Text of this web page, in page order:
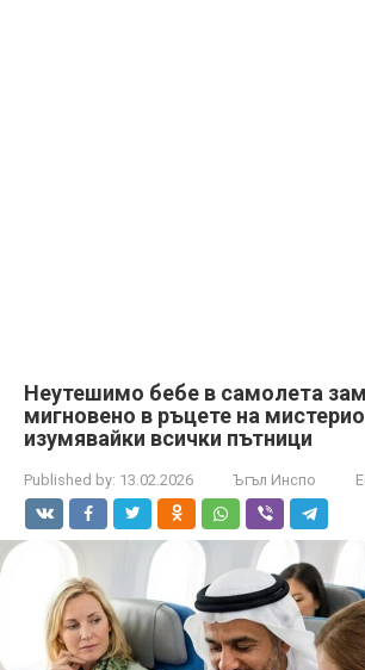
Неутешимо бебе в самолета
мигновено в ръцете на
изумявайки всички пътници
Published by: 13.02.2026 Ъгъл Инспо